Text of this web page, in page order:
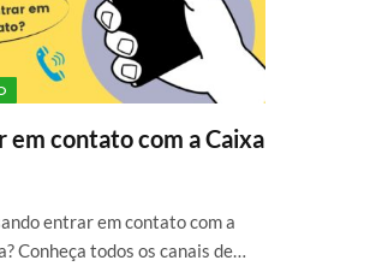
em contato com a Caixa
entrar em contato com a
Conheça todos os canais de…